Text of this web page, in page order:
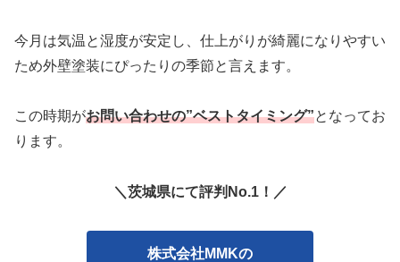
今月は気温と湿度が安定し、仕上がりが綺麗になりやすい
ため外壁塗装にぴったりの季節と言えます。
この時期がお問い合わせの”ベストタイミング”となってお
ります。
＼茨城県にて評判No.1！／
株式会社MMKの